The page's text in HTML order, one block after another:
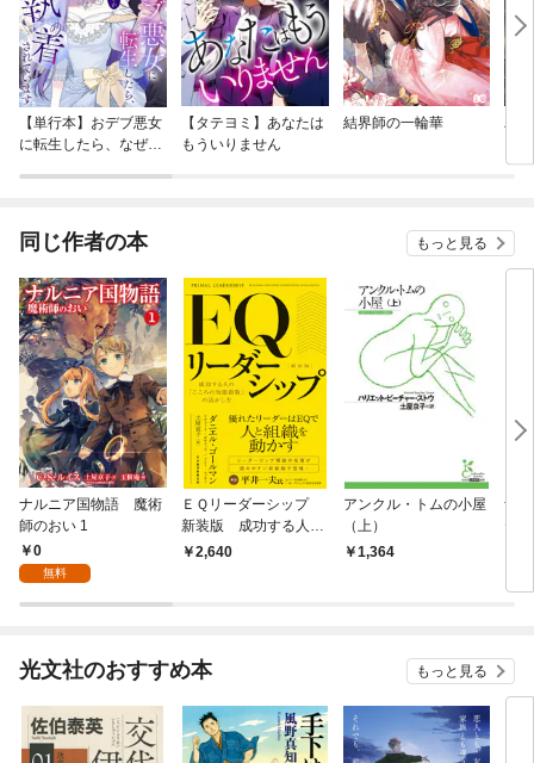
【単行本】おデブ悪女
に転生したら、なぜか
【タテヨミ】あなたは
もういりません
結界師の一輪華
バ
今
同じ作者の本 もっと見る
ナルニア国物語 魔術
師のおい 1
0
無料
ＥＱリーダーシップ
新装版 成功する人の
「こころの知能指数」
2,640
アンクル・トムの小屋
（上）
1,364
ザ
光文社のおすすめ本 もっと見る